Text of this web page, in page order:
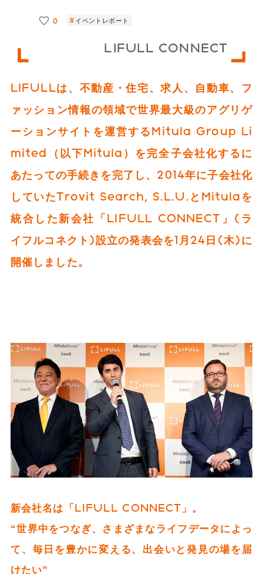
0 イベントレポート
LIFULL CONNECT
LIFULLは、不動産・住宅、求人、自動車、フ
ァッション情報の領域で世界最大級のアグリゲ
ーションサイトを運営するMitula Group Li
mited（以下Mitula）を完全子会社化するに
あたっての手続きを完了し、2014年に子会社化
していたTrovit Search, S.L.U.とMitulaを
統合した新会社「LIFULL CONNECT」(ラ
イフルコネクト)設立の発表会を1月24日(木)に
開催しました。
新会社名は「LIFULL CONNECT」。
“世界中をつな ぎ、さまざまなライフデータによっ
て、毎日を豊かに変える、出会いと発見の場を届
けたい”